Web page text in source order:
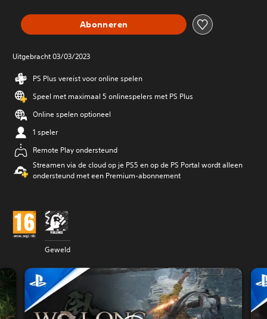
Abonneren
Uitgebracht 03/03/2023
PS Plus vereist voor online spelen
Speel met maximaal 5 onlinespelers met PS Plus
Online spelen optioneel
1 speler
Remote Play ondersteund
Streamen via de cloud op je PS5 en op de PS Portal wordt alleen
ondersteund met een Premium-abonnement
Geweld